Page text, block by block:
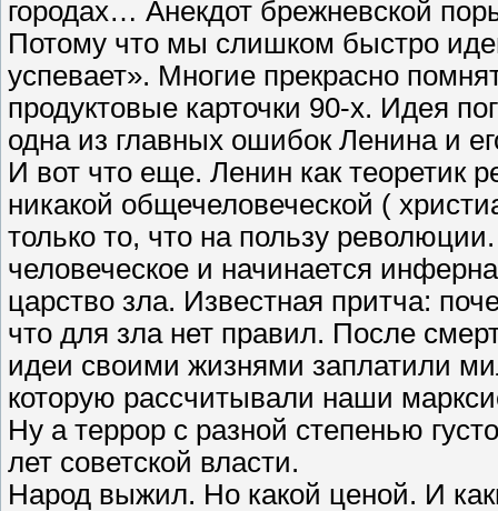
городах… Анекдот брежневской
Потому что мы слишком быстро
успевает». Многие прекрасно
продуктовые карточки 90-х. Идея
одна из главных ошибок Ленина и
И вот что еще. Ленин как теоретик
никакой общечеловеческой (
только то, что на пользу
человеческое и начинается
царство зла. Известная притча:
что для зла нет правил. После
идеи своими жизнями заплатили
которую рассчитывали наши
Ну а террор с разной степенью
лет советской власти.
Народ выжил. Но какой ценой. И